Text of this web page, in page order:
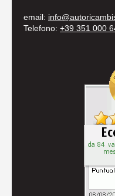
email:
Telefono: +39 351 000